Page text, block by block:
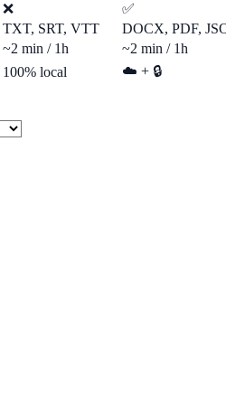
❌
✅
TXT, SRT, VTT
DOCX, PDF,
~2 min / 1h
~2 min / 1h
100% local
☁️ + 🔒